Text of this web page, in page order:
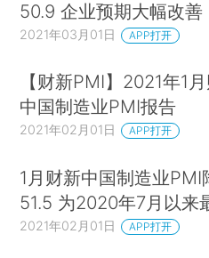
50.9 企业预期大幅改善
2021年03月01日 APP打开
【财新PMI】2021年1
中国制造业PMI报告
2021年02月01日 APP打开
1月财新中国制造业PMI
51.5 为2020年7月以来
2021年02月01日 APP打开